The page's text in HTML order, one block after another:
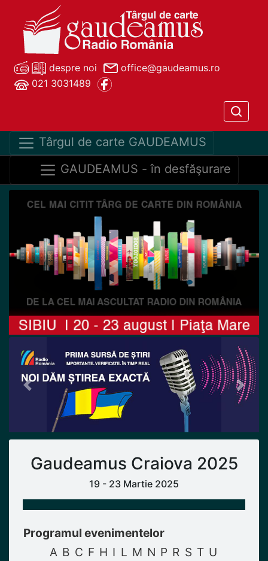
despre noi
office@gaudeamus.ro
021 3031489
Târgul de carte GAUDEAMUS
GAUDEAMUS - în desfăşurare
Previous Next
Gaudeamus Craiova 2025
19 - 23 Martie 2025
Programul evenimentelor
A B C F H I L M N P R S T U